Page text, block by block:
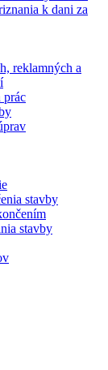
k dani za
reklamných a
prác
stavby
stavby